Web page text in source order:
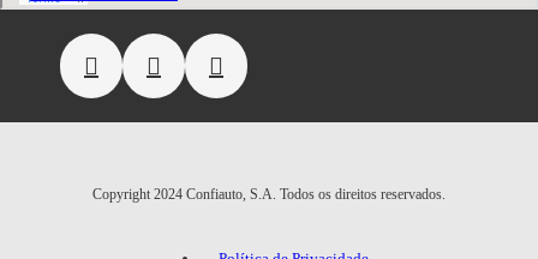
Copyright 2024 Confiauto, S.A. Todos os direitos reservados.